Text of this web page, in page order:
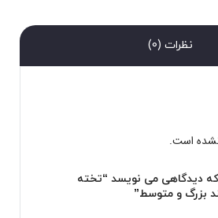
نظرات (0)
است.
دیدگاهی می نویسد “تخته
بزرگ و متوسط”